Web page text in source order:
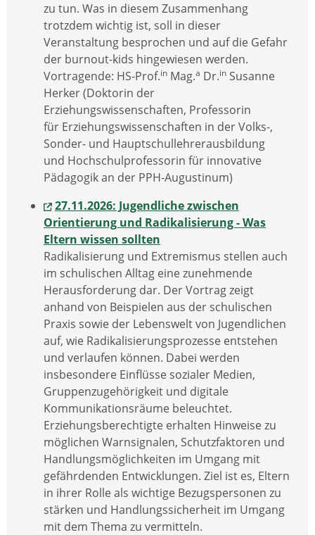
zu tun. Was in diesem Zusammenhang
trotzdem wichtig ist, soll in dieser
Veranstaltung besprochen und auf die Gefahr
der burnout-kids hingewiesen werden.
Vortragende: HS-Prof.in Mag.a Dr.in Susanne
Herker (Doktorin der
Erziehungswissenschaften, Professorin
für Erziehungswissenschaften in der Volks-,
Sonder- und Hauptschullehrerausbildung
und Hochschulprofessorin für innovative
Pädagogik an der PPH-Augustinum)
27.11.2026: Jugendliche zwischen
Orientierung und Radikalisierung - Was
Eltern wissen sollten
Radikalisierung und Extremismus stellen auch
im schulischen Alltag eine zunehmende
Herausforderung dar. Der Vortrag zeigt
anhand von Beispielen aus der schulischen
Praxis sowie der Lebenswelt von Jugendlichen
auf, wie Radikalisierungsprozesse entstehen
und verlaufen können. Dabei werden
insbesondere Einflüsse sozialer Medien,
Gruppenzugehörigkeit und digitale
Kommunikationsräume beleuchtet.
Erziehungsberechtigte erhalten Hinweise zu
möglichen Warnsignalen, Schutzfaktoren und
Handlungsmöglichkeiten im Umgang mit
gefährdenden Entwicklungen. Ziel ist es, Eltern
in ihrer Rolle als wichtige Bezugspersonen zu
stärken und Handlungssicherheit im Umgang
mit dem Thema zu vermitteln.